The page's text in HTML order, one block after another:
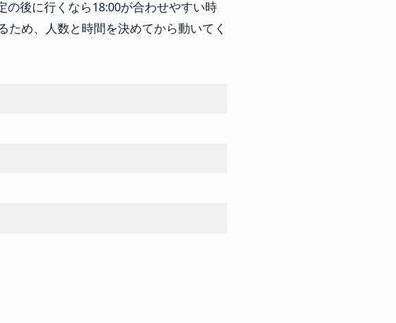
後に行くなら18:00が合わせやすい時
め、人数と時間を決めてから動いてく